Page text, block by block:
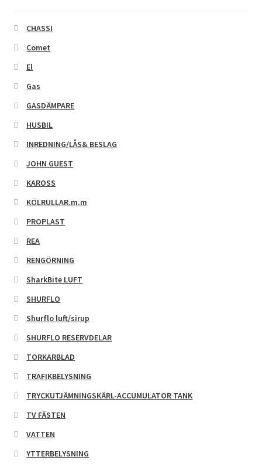
CHASSI
Comet
El
Gas
GASDÄMPARE
HUSBIL
INREDNING/LÅS& BESLAG
JOHN GUEST
KAROSS
KÖLRULLAR.m.m
PROPLAST
REA
RENGÖRNING
SharkBite LUFT
SHURFLO
Shurflo luft/sirup
SHURFLO RESERVDELAR
TORKARBLAD
TRAFIKBELYSNING
TRYCKUTJÄMNINGSKÄRL-ACCUMULATOR TANK
TV FÄSTEN
VATTEN
YTTERBELYSNING